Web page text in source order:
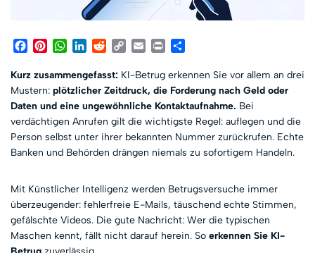
Facebook
PinterestWhatsApp
LinkedInRedditCopy EmailPrint
Kurz zusammengefasst: KI-Betrug erkennen Sie vor allem an drei
Mustern: plötzlicher Zeitdruck, die Forderung nach Geld oder
Daten und eine ungewöhnliche Kontaktaufnahme. Bei
verdächtigen Anrufen gilt die wichtigste Regel: auflegen und die
Person selbst unter ihrer bekannten Nummer zurückrufen. Echte
Banken und Behörden drängen niemals zu sofortigem Handeln.
Mit Künstlicher Intelligenz werden Betrugsversuche immer
überzeugender: fehlerfreie E-Mails, täuschend echte Stimmen,
gefälschte Videos. Die gute Nachricht: Wer die typischen
Maschen kennt, fällt nicht darauf herein. So erkennen Sie KI-